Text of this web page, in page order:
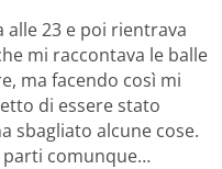
alle 23 e poi rientrava
mi raccontava le balle
ma facendo così mi
di essere stato
sbagliato alcune cose.
parti comunque…